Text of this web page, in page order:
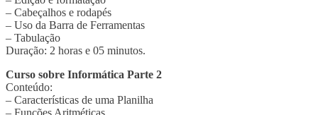
– Cabeçalhos e rodapés
– Uso da Barra de Ferramentas
– Tabulação
Duração: 2 horas e 05 minutos.
Curso sobre Informática Parte 2
Conteúdo:
– Características de uma Planilha